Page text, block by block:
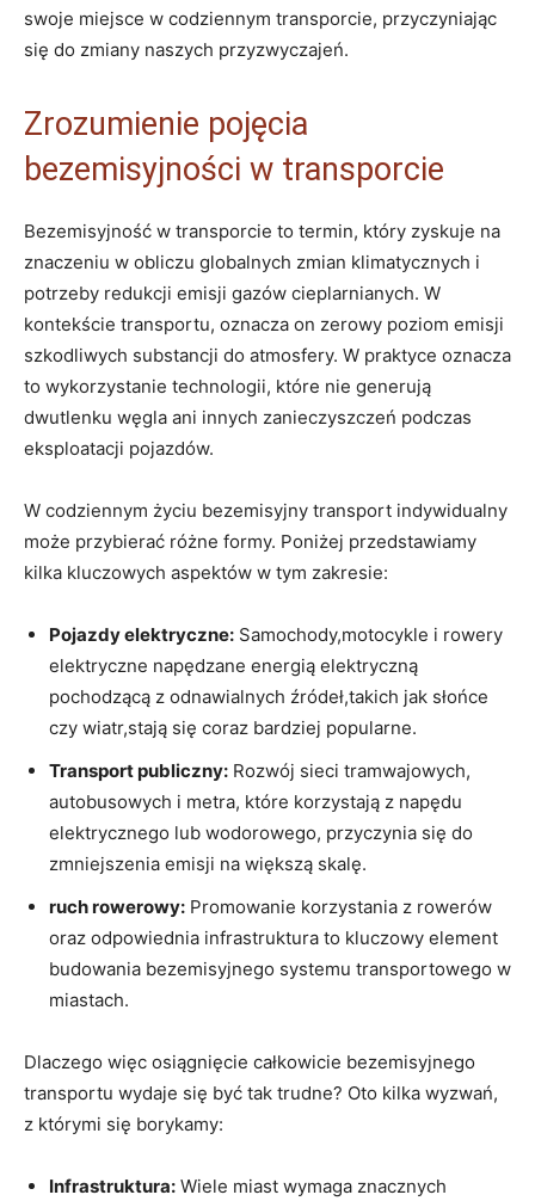
swoje ⁤miejsce w codziennym transporcie, przyczyniając
się do zmiany naszych przyzwyczajeń.
Zrozumienie pojęcia
bezemisyjności w transporcie
Bezemisyjność ‍w transporcie to termin,⁢ który⁢ zyskuje na
znaczeniu w obliczu globalnych zmian klimatycznych i
⁤potrzeby redukcji emisji ⁤gazów cieplarnianych. W
kontekście transportu, oznacza on zerowy poziom emisji
szkodliwych substancji do atmosfery. W praktyce oznacza
to wykorzystanie technologii, które nie generują
‌dwutlenku węgla ani innych zanieczyszczeń podczas
eksploatacji pojazdów.
W codziennym życiu bezemisyjny transport ⁤indywidualny
może przybierać różne formy. Poniżej przedstawiamy
kilka​ kluczowych aspektów w tym zakresie:
Pojazdy elektryczne: Samochody,motocykle‌ i rowery
elektryczne napędzane⁣ energią elektryczną
pochodzącą z odnawialnych źródeł,takich ⁤jak słońce
czy wiatr,stają ⁢się coraz bardziej popularne.
Transport publiczny: Rozwój sieci tramwajowych,
autobusowych i ‌metra, które korzystają z‌ napędu
elektrycznego ⁢lub ⁢wodorowego, przyczynia się do
zmniejszenia emisji na większą skalę.
ruch rowerowy: Promowanie korzystania z ​rowerów
oraz odpowiednia infrastruktura to kluczowy element
budowania bezemisyjnego systemu transportowego w
miastach.
Dlaczego więc osiągnięcie⁣ całkowicie bezemisyjnego
transportu wydaje się być tak trudne? Oto kilka wyzwań,
z którymi się borykamy:
Infrastruktura: ​Wiele miast wymaga znacznych